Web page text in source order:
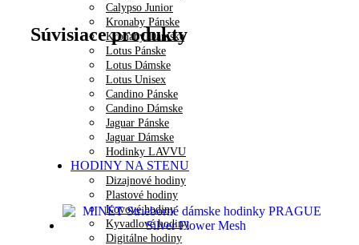
Calypso Junior
Kronaby Pánske
Kronaby Dámske
Lotus Pánske
Lotus Dámske
Lotus Unisex
Candino Pánske
Candino Dámske
Jaguar Pánske
Jaguar Dámske
Hodinky LAVVU
HODINY NA STENU
Dizajnové hodiny
Plastové hodiny
Kovové hodiny
Kyvadlové hodiny
Digitálne hodiny
Súvisiace produkty